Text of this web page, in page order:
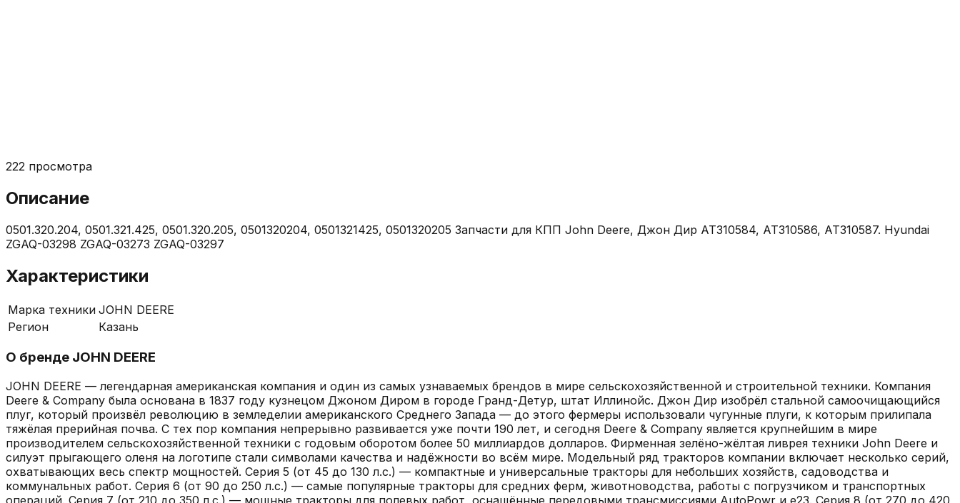
222 просмотра
Описание
0501.320.204, 0501.321.425, 0501.320.205, 0501320204, 0501321425, 0501320205 Запчасти для КПП John Deere, Джон Дир AT310584, AT310586, AT310587. Hyundai
ZGAQ-03298 ZGAQ-03273 ZGAQ-03297
Характеристики
Марка техники JOHN DEERE
Регион
Казань
О бренде JOHN DEERE
JOHN DEERE — легендарная американская компания и один из самых узнаваемых брендов в мире сельскохозяйственной и строительной техники. Компания
Deere & Company была основана в 1837 году кузнецом Джоном Диром в городе Гранд-Детур, штат Иллинойс. Джон Дир изобрёл стальной самоочищающийся
плуг, который произвёл революцию в земледелии американского Среднего Запада — до этого фермеры использовали чугунные плуги, к которым прилипала
тяжёлая прерийная почва. С тех пор компания непрерывно развивается уже почти 190 лет, и сегодня Deere & Company является крупнейшим в мире
производителем сельскохозяйственной техники с годовым оборотом более 50 миллиардов долларов. Фирменная зелёно-жёлтая ливрея техники John Deere и
силуэт прыгающего оленя на логотипе стали символами качества и надёжности во всём мире. Модельный ряд тракторов компании включает несколько серий,
охватывающих весь спектр мощностей. Серия 5 (от 45 до 130 л.с.) — компактные и универсальные тракторы для небольших хозяйств, садоводства и
коммунальных работ. Серия 6 (от 90 до 250 л.с.) — самые популярные тракторы для средних ферм, животноводства, работы с погрузчиком и транспортных
операций. Серия 7 (от 210 до 350 л.с.) — мощные тракторы для полевых работ, оснащённые передовыми трансмиссиями AutoPowr и e23. Серия 8 (от 270 до 420